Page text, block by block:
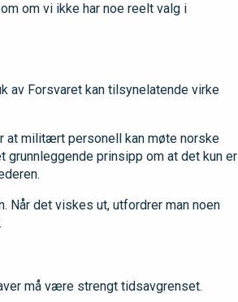
om vi ikke har noe reelt valg i
av Forsvaret kan tilsynelatende virke
at militært personell kan møte norske
prinsipp om at det kun er
Når det viskes ut, utfordrer man noen
må være strengt tidsavgrenset.